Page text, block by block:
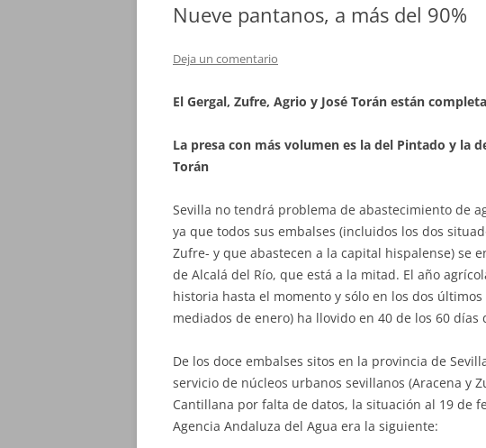
Nueve pantanos, a más del 90%
Deja un comentario
El Gergal, Zufre, Agrio y José Torán están
La presa con más volumen es la del Pintado y la
Torán
Sevilla no tendrá problema de abastecimiento de
ya que todos sus embalses (incluidos los dos
Zufre- y que abastecen a la capital hispalense) se
de Alcalá del Río, que está a la mitad. El año
historia hasta el momento y sólo en los dos
mediados de enero) ha llovido en 40 de los 60
De los doce embalses sitos en la provincia de
servicio de núcleos urbanos sevillanos (Aracena y
Cantillana por falta de datos, la situación al 19 de
Agencia Andaluza del Agua era la siguiente: